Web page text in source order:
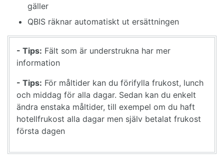
gäller
QBIS räknar automatiskt ut ersättningen
- Tips: Fält som är understrukna har mer
information
- Tips: För måltider kan du förifylla frukost, lunch
och middag för alla dagar. Sedan kan du enkelt
ändra enstaka måltider, till exempel om du haft
hotellfrukost alla dagar men själv betalat frukost
första dagen